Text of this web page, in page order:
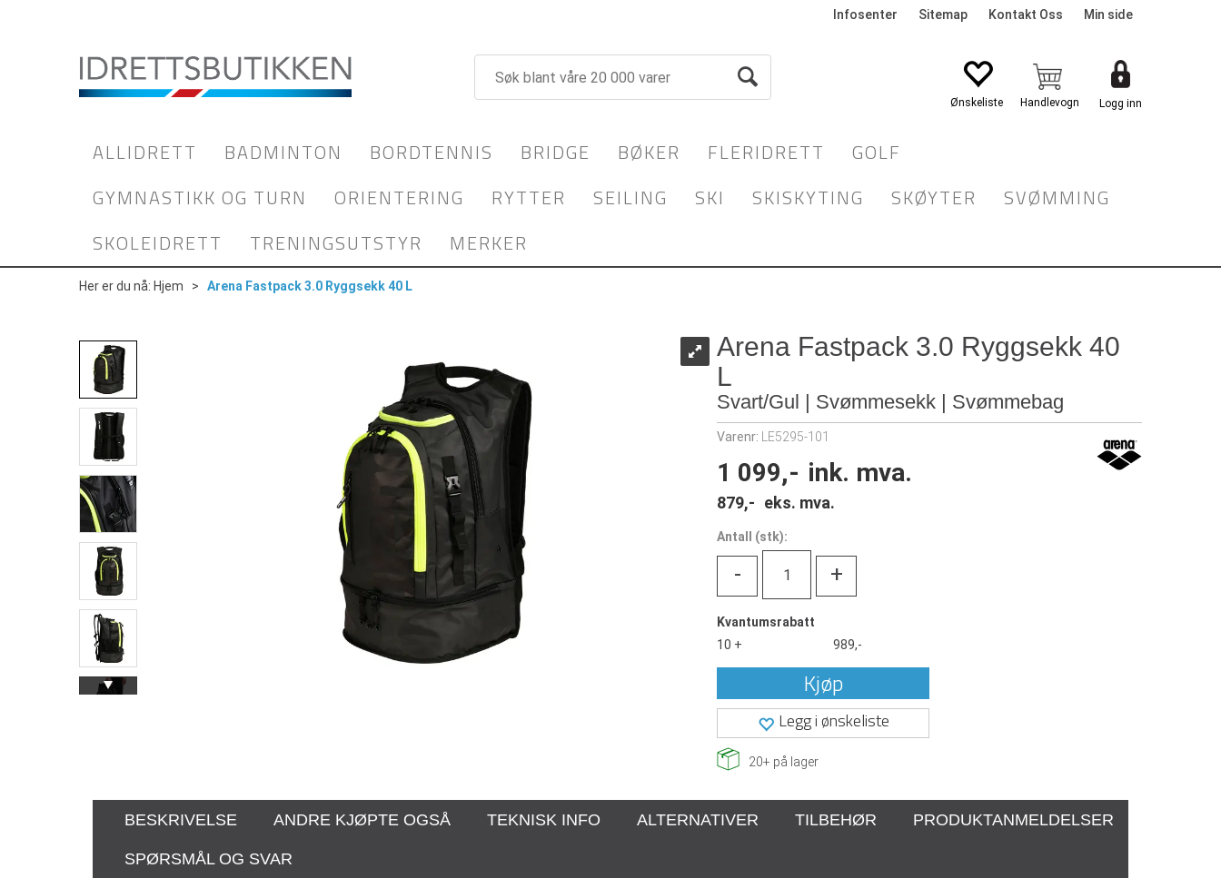
Infosenter Sitemap Kontakt Oss Min side
Logg inn
ALLIDRETT BADMINTON BORDTENNIS BRIDGE BØKER FLERIDRETT
GOLF
GYMNASTIKK OG TURN
ORIENTERING RYTTER SEILING SKI SKISKYTING SKØYTER
SVØMMING
SKOLEIDRETT
TRENINGSUTSTYR MERKER
Her er du nå: Hjem > Arena Fastpack 3.0 Ryggsekk 40 L
Arena Fastpack 3.0 Ryggsekk 40
L
Svart/Gul | Svømmesekk | Svømmebag
Varenr: LE5295-101
1 099,- ink. mva.
879,- eks. mva.
Antall (stk):
- +
Kvantumsrabatt
10 +
989,-
Kjøp
Legg i ønskeliste
20+ på lager
BESKRIVELSE ANDRE KJØPTE OGSÅ TEKNISK INFO ALTERNATIVER TILBEHØR PRODUKTANMELDELSER
SPØRSMÅL OG SVAR